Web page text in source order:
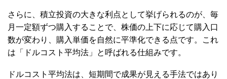
さらに、積立投資の大きな利点として挙げられるのが、毎
月一定額ずつ購入することで、株価の上下に応じて購入口
数が変わり、購入単価を自然に平準化できる点です。これ
は「ドルコスト平均法」と呼ばれる仕組みです。
ドルコスト平均法は、短期間で成果が見える手法ではあり